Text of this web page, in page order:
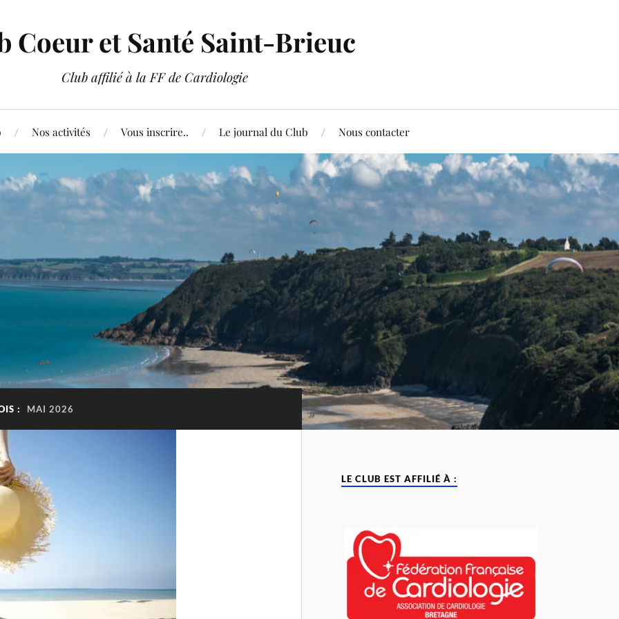
Coeur et Santé Saint-Brieuc
Club affilié à la FF de Cardiologie
Nos activités Vous inscrire.. Le journal du Club Nous contacter
: MAI 2026
LE CLUB EST AFFILIÉ À :